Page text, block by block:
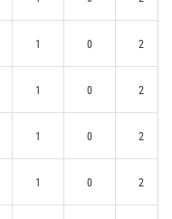
1 0 2
1 0 2
1 0 2
1 0 2